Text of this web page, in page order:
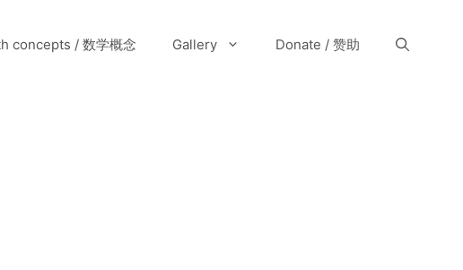
concepts / 数学概念 Gallery Donate / 赞助